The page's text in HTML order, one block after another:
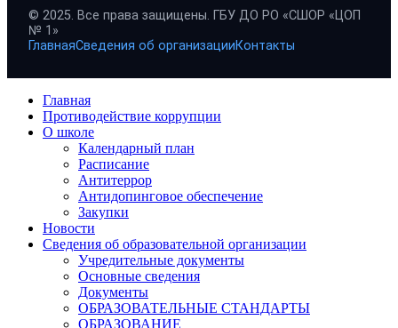
© 2025. Все права защищены. ГБУ ДО РО «СШОР «ЦОП
№ 1»
ГлавнаяСведения об организацииКонтакты
Главная
Противодействие коррупции
О школе
Календарный план
Расписание
Антитеррор
Антидопинговое обеспечение
Закупки
Новости
Сведения об образовательной организации
Учредительные документы
Основные сведения
Документы
ОБРАЗОВАТЕЛЬНЫЕ СТАНДАРТЫ
ОБРАЗОВАНИЕ